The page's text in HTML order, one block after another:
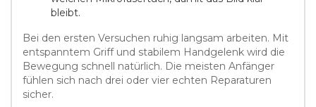
bleibt.
Bei den ersten Versuchen ruhig langsam arbeiten. Mit
entspanntem Griff und stabilem Handgelenk wird die
Bewegung schnell natürlich. Die meisten Anfänger
fühlen sich nach drei oder vier echten Reparaturen
sicher.